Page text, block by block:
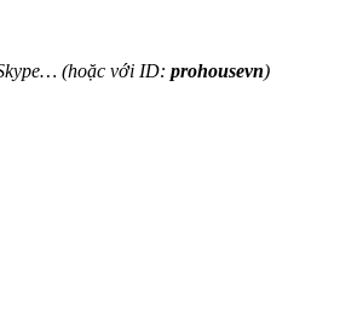
(hoặc với ID: prohousevn)